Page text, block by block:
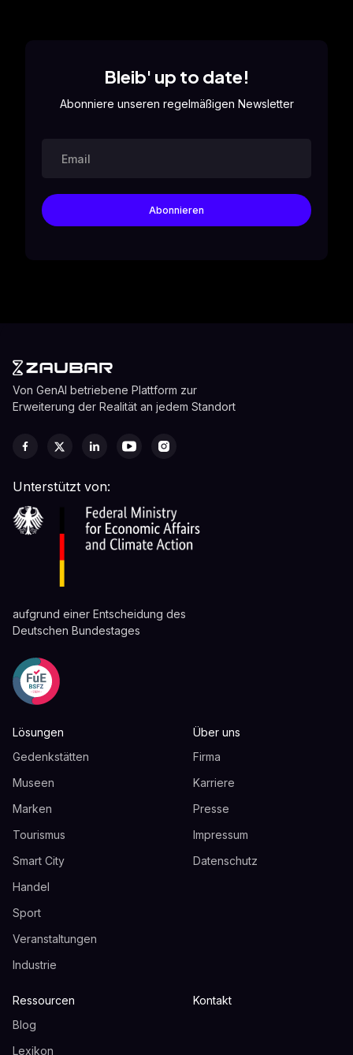
Bleib' up to date!
Abonniere unseren regelmäßigen Newsletter
Von GenAI betriebene Plattform zur
Erweiterung der Realität an jedem Standort
Unterstützt von:
aufgrund einer Entscheidung des
Deutschen Bundestages
Lösungen
Gedenkstätten
Museen
Marken
Tourismus
Smart City
Handel
Sport
Veranstaltungen
Industrie
Über uns
Firma
Karriere
Presse
Impressum
Datenschutz
Ressourcen
Blog
Lexikon
Kontakt